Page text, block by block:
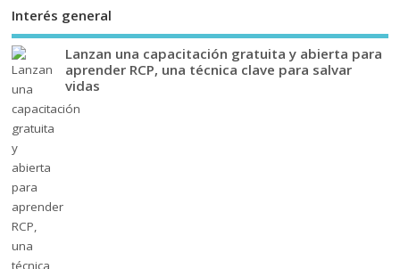
Interés general
Lanzan una capacitación gratuita y abierta para
aprender RCP, una técnica clave para salvar
vidas